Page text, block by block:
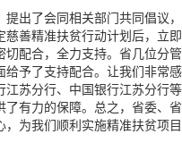
出了会同相关部门共同倡议
善精准扶贫行动计划后，立
配合，全力支持。省几位
予了支持配合。让我们非
苏分行、中国银行江苏分行
有力的保障。总之，省委、
为我们顺利实施精准扶贫项